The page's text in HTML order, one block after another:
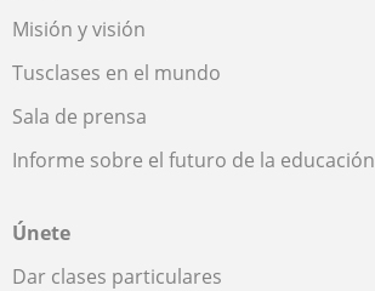
Misión y visión
Tusclases en el mundo
Sala de prensa
Informe sobre el futuro de la educación
Únete
Dar clases particulares